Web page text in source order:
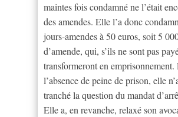
maintes fois condamné ne l’était
des amendes. Elle l’a donc
jours-amendes à 50 euros, soit 5
d’amende, qui, s’ils ne sont pas
transformeront en emprisonnement.
l’absence de peine de prison, elle
tranché la question du mandat
Elle a, en revanche, relaxé son